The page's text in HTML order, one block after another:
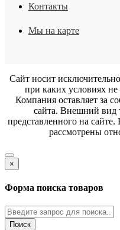
Контакты
Мы на карте
Сайт носит
при каких условиях
Компания оставляет за
сайта. Внешний вид
представленного на
рассмотрены
×
Форма поиска товаров
Поиск